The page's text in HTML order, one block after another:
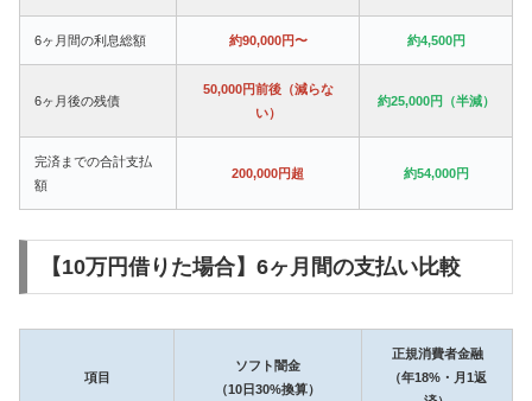
6ヶ月間の利息総額 約90,000円〜 約4,500円
6ヶ月後の残債
50,000円前後（減らな
い）
約25,000円（半減）
完済までの合計支払
額
200,000円超 約54,000円
【10万円借りた場合】6ヶ月間の支払い比較
項目
ソフト闇金
（10日30%換算）
正規消費者金融
（年18%・月1返